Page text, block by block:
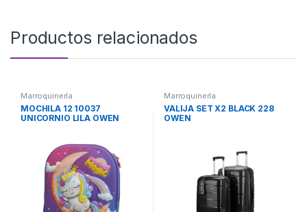
Productos relacionados
Marroquinería
MOCHILA 12 10037
UNICORNIO LILA OWEN
Marroquinería
VALIJA SET X2 BLACK 228
OWEN